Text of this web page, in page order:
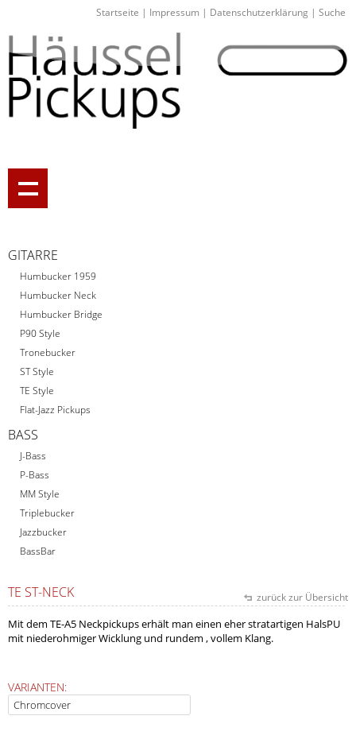
Startseite | Impressum | Datenschutzerklärung | Suche
GITARRE
Humbucker 1959
Humbucker Neck
Humbucker Bridge
P90 Style
Tronebucker
ST Style
TE Style
Flat-Jazz Pickups
BASS
J-Bass
P-Bass
MM Style
Triplebucker
Jazzbucker
BassBar
TE ST-NECK zurück zur Übersicht
Mit dem TE-A5 Neckpickups erhält man einen eher stratartigen HalsPU
mit niederohmiger Wicklung und rundem , vollem Klang.
VARIANTEN: